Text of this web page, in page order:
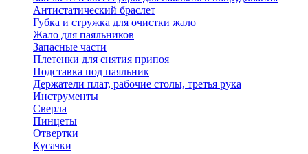
Антистатический браслет
Губка и стружка для очистки жало
Жало для паяльников
Запасные части
Плетенки для снятия припоя
Подставка под паяльник
Держатели плат, рабочие столы, третья рука
Инструменты
Сверла
Пинцеты
Отвертки
Кусачки